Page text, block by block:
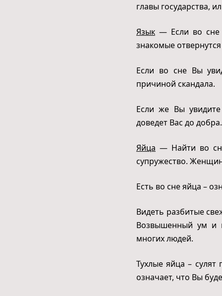
главы государства,
Язык — Если во сне
знакомые
Если во сне Вы
причиной скандала.
Если же Вы
доведет Вас до
Яйца — Найти во
супружество.
Есть во сне яйца –
Видеть разбитые
Возвышенный ум и
многих людей.
Тухлые яйца –
означает, что Вы